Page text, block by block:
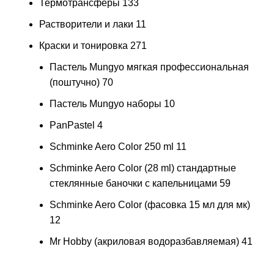
Термотрансферы 133
Растворители и лаки 11
Краски и тонировка 271
Пастель Mungyo мягкая профессиональная
(поштучно) 70
Пастель Mungyo наборы 10
PanPastel 4
Schminke Aero Color 250 ml 11
Schminke Aero Color (28 ml) стандартные
стеклянные баночки с капельницами 59
Schminke Aero Color (фасовка 15 мл для мк)
12
Mr Hobby (акриловая водоразбавляемая) 41